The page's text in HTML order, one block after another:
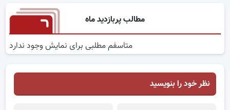
مطالب پربازدید ماه
متاسفم مطلبی برای نمایش وجود ندارد
نظر خود را بنویسید